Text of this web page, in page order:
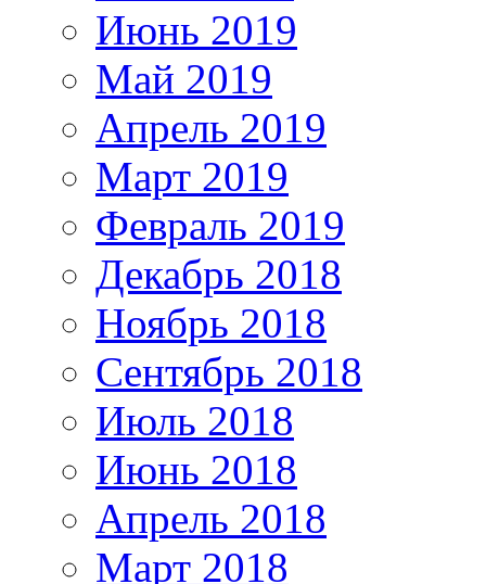
Июнь 2019
Май 2019
Апрель 2019
Март 2019
Февраль 2019
Декабрь 2018
Ноябрь 2018
Сентябрь 2018
Июль 2018
Июнь 2018
Апрель 2018
Март 2018